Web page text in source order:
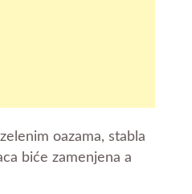
oazama, stabla
biće zamenjena a